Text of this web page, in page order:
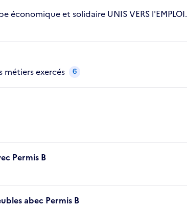
économique et solidaire UNIS VERS l'EMPLOI.
métiers exercés 6
Permis B
abec Permis B